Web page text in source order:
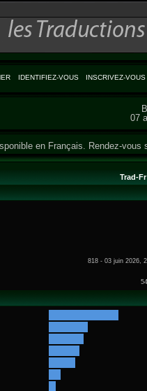
IDENTIFIEZ-VOUS INSCRIVEZ-VOUS
07
en Français. Rendez-vous
Trad-
818 - 03 juin 2026,